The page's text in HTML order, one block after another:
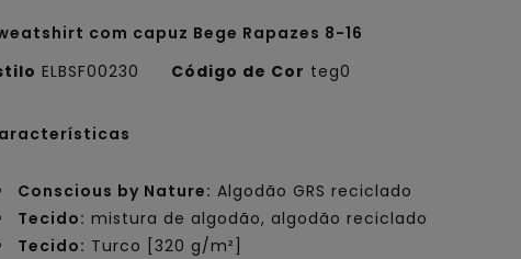
com capuz Bege Rapazes 8-16
ELBSF00230 Código de Cor teg0
Conscious by Nature: Algodão GRS reciclado
Tecido: mistura de algodão, algodão reciclado
Tecido: Turco [320 g/m²]